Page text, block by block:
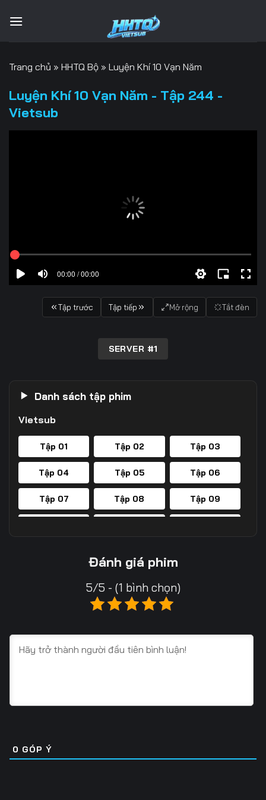
qua
Trang chủ » HHTQ Bộ » Luyện Khí 10 Vạn Năm
Luyện Khí 10 Vạn Năm - Tập 244 -
Vietsub
00:00 / 00:00
Tập trước Tập tiếp Mở rộng Tắt đèn
SERVER #1
Danh sách tập phim
Vietsub
Tập 01 Tập 02 Tập 03
Tập 04 Tập 05 Tập 06
Tập 07 Tập 08 Tập 09
Tập 20
Tập 25 Tập 26
Tập 31 Tập 32 Tập 33
Tập 37 Tập 38 Tập 39
Đánh giá phim
5/5 - (1 bình chọn)
0 GÓP Ý